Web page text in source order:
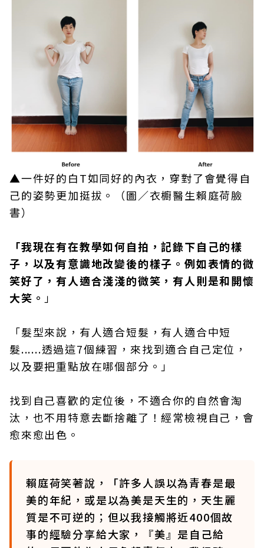
▲一件好的白T如同好的內衣，穿對了會覺得自
己的姿勢更加挺拔。（圖／衣櫥醫生賴庭荷臉
書）
「我現在有在教學如何自拍，記錄下自己的樣
子，以及有意識地改變後的樣子。例如表情的微
笑好了，有人適合淺淺的微笑，有人則是和開懷
大笑。 」
「髮型來說，有人適合短髮，有人適合中短
髮......透過這7個練習，來找到適合自己定位，
以及要把重點放在哪個部分。」
找到自己喜歡的定位後，不適合你的自然會淘
汰，也不用特意去斷捨離了！經常檢視自己，會
愈來愈出色。
賴庭荷笑著說，「許多人誤以為青春是最
美的年紀，或是以為美是天生的，天生麗
質是不可逆的；但以我接觸將近400個故
事的經驗分享給大家，『美』是自己給